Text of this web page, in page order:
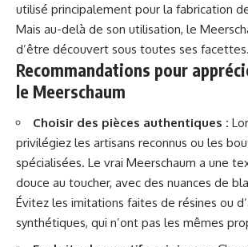
utilisé principalement pour la fabrication
Mais au-delà de son utilisation, le
d’être découvert sous toutes ses facettes.
Recommandations pour
le Meerschaum
Choisir des pièces authentiques :
privilégiez les artisans reconnus ou les
spécialisées. Le vrai Meerschaum a une
douce au toucher, avec des nuances de
Évitez les imitations faites de résines ou
synthétiques, qui n’ont pas les mêmes